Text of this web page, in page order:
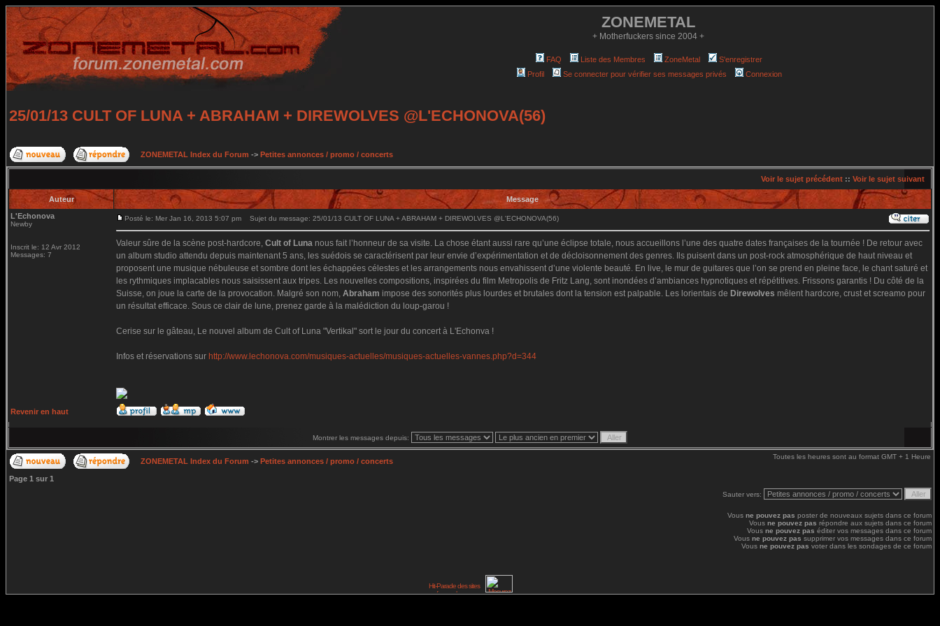
ZONEMETAL
+ Motherfuckers since 2004 +
FAQ Liste des Membres ZoneMetal
S'enregistrer
Profil
Se connecter pour vérifier ses messages privés Connexion
25/01/13 CULT OF LUNA + ABRAHAM + DIREWOLVES @L'ECHONOVA(56)
ZONEMETAL Index du Forum -> Petites annonces / promo / concerts
Voir le sujet précédent :: Voir le sujet suivant
Auteur
Message
L'Echonova
Newby
Inscrit le: 12 Avr 2012
Messages: 7
Posté le: Mer Jan 16, 2013 5:07 pm Sujet du message: 25/01/13 CULT OF LUNA + ABRAHAM + DIREWOLVES @L'ECHONOVA(56)
Valeur sûre de la scène post-hardcore, Cult of Luna nous fait l’honneur de sa visite. La chose étant aussi rare qu’une éclipse totale, nous accueillons l’une des quatre dates françaises de la tournée ! De retour avec
un album studio attendu depuis maintenant 5 ans, les suédois se caractérisent par leur envie d’expérimentation et de décloisonnement des genres. Ils puisent dans un post-rock atmosphérique de haut niveau et
proposent une musique nébuleuse et sombre dont les échappées célestes et les arrangements nous envahissent d’une violente beauté. En live, le mur de guitares que l’on se prend en pleine face, le chant saturé et
les rythmiques implacables nous saisissent aux tripes. Les nouvelles compositions, inspirées du film Metropolis de Fritz Lang, sont inondées d’ambiances hypnotiques et répétitives. Frissons garantis ! Du côté de la
Suisse, on joue la carte de la provocation. Malgré son nom, Abraham impose des sonorités plus lourdes et brutales dont la tension est palpable. Les lorientais de Direwolves mêlent hardcore, crust et screamo pour
un résultat efficace. Sous ce clair de lune, prenez garde à la malédiction du loup-garou !
Cerise sur le gâteau, Le nouvel album de Cult of Luna "Vertikal" sort le jour du concert à L'Echonva !
Infos et réservations sur http://www.lechonova.com/musiques-actuelles/musiques-actuelles-vannes.php?d=344
Revenir en haut
Montrer les messages depuis:
ZONEMETAL Index du Forum -> Petites annonces / promo / concerts
Toutes les heures sont au format GMT + 1 Heure
Page 1 sur 1
Sauter vers:
Vous ne pouvez pas poster de nouveaux sujets dans ce forum
Vous ne pouvez pas répondre aux sujets dans ce forum
Vous ne pouvez pas éditer vos messages dans ce forum
Vous ne pouvez pas supprimer vos messages dans ce forum
Vous ne pouvez pas voter dans les sondages de ce forum